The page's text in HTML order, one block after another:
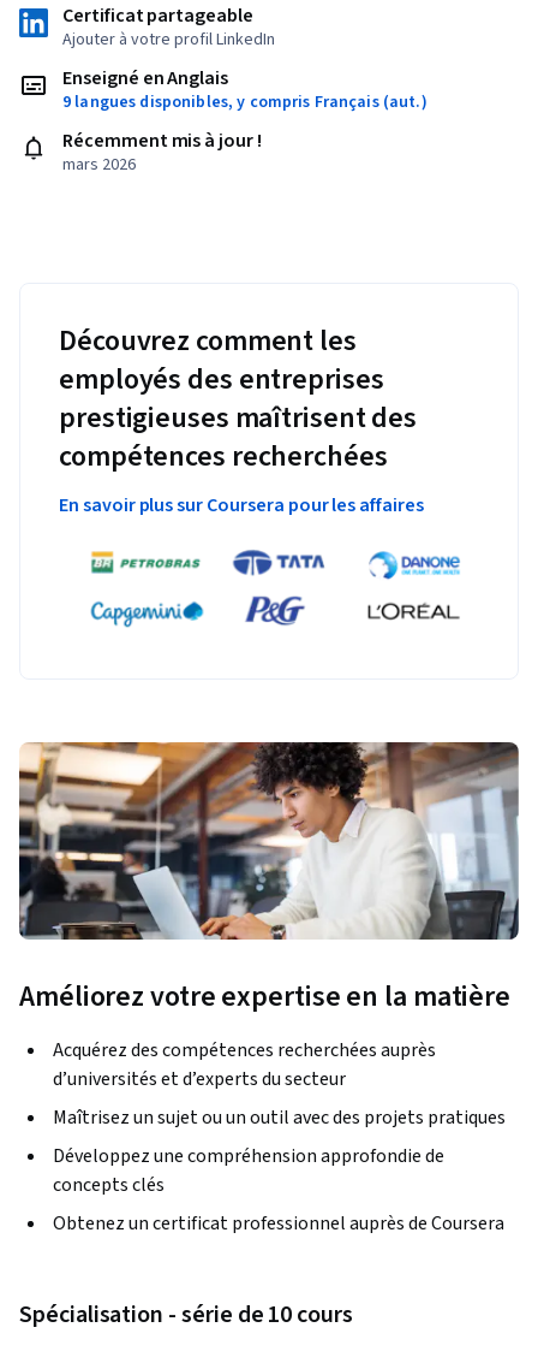
Certificat partageable
Ajouter à votre profil LinkedIn
Enseigné en Anglais
9 langues disponibles, y compris Français (aut.)
Récemment mis à jour !
mars 2026
Découvrez comment les
employés des entreprises
prestigieuses maîtrisent des
compétences recherchées
En savoir plus sur Coursera pour les affaires
Améliorez votre expertise en la matière
Acquérez des compétences recherchées auprès
d’universités et d’experts du secteur
Maîtrisez un sujet ou un outil avec des projets pratiques
Développez une compréhension approfondie de
concepts clés
Obtenez un certificat professionnel auprès de Coursera
Spécialisation - série de 10 cours